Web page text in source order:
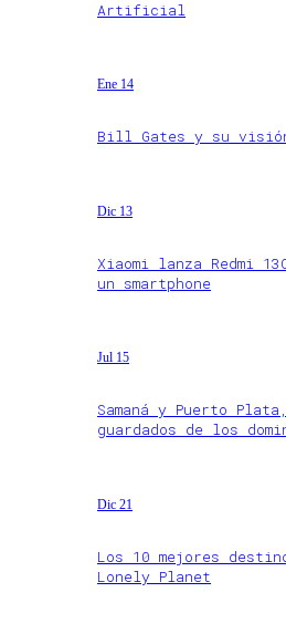
Artificial
Ene 14
Bill Gates y su
Dic 13
Xiaomi lanza Redmi
un smartphone
Jul 15
Samaná y Puerto
guardados de los
Dic 21
Los 10 mejores
Lonely Planet